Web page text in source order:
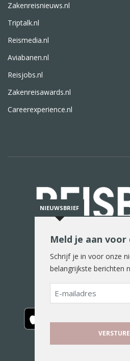
Zakenreisnieuws.nl
Triptalk.nl
Reismedia.nl
Aviabanen.nl
Reisjobs.nl
Zakenreisawards.nl
Careerexperience.nl
De reiswereld in
NIEUWSBRIEF
Meld je aan
Schrijf je in voor onze
belangrijkste berichten
E-
mailadres